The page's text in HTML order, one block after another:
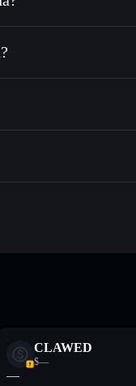
largo del tiempo
las carteras
sin custodia donde tú
sin custodia
por rugcheck.xyz.
CLAWED
$—
—